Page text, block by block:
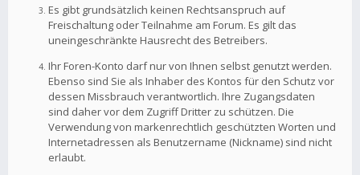
Es gibt grundsätzlich keinen Rechtsanspruch auf
Freischaltung oder Teilnahme am Forum. Es gilt das
uneingeschränkte Hausrecht des Betreibers.
Ihr Foren-Konto darf nur von Ihnen selbst genutzt werden.
Ebenso sind Sie als Inhaber des Kontos für den Schutz vor
dessen Missbrauch verantwortlich. Ihre Zugangsdaten
sind daher vor dem Zugriff Dritter zu schützen. Die
Verwendung von markenrechtlich geschützten Worten und
Internetadressen als Benutzername (Nickname) sind nicht
erlaubt.